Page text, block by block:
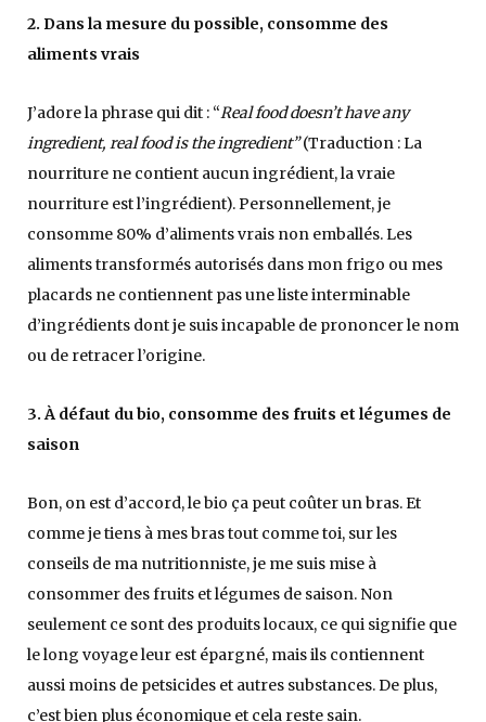
2. Dans la mesure du possible, consomme des
aliments vrais
J’adore la phrase qui dit : “Real food doesn’t have any
ingredient, real food is the ingredient”(Traduction : La
nourriture ne contient aucun ingrédient, la vraie
nourriture est l’ingrédient). Personnellement, je
consomme 80% d’aliments vrais non emballés. Les
aliments transformés autorisés dans mon frigo ou mes
placards ne contiennent pas une liste interminable
d’ingrédients dont je suis incapable de prononcer le nom
ou de retracer l’origine.
3. À défaut du bio, consomme des fruits et légumes de
saison
Bon, on est d’accord, le bio ça peut coûter un bras. Et
comme je tiens à mes bras tout comme toi, sur les
conseils de ma nutritionniste, je me suis mise à
consommer des fruits et légumes de saison. Non
seulement ce sont des produits locaux, ce qui signifie que
le long voyage leur est épargné, mais ils contiennent
aussi moins de petsicides et autres substances. De plus,
c’est bien plus économique et cela reste sain.